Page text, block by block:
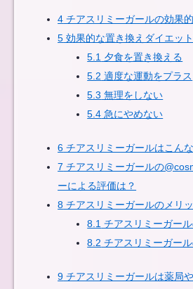
4 チアスリミーガールの効果
5 効果的な置き換えダイエッ
5.1 夕食を置き換える
5.2 適度な運動をプラス
5.3 無理をしない
5.4 急にやめない
6 チアスリミーガールはこん
7 チアスリミーガールの
ーによる評価は？
8 チアスリミーガールのメリ
8.1 チアスリミーガー
8.2 チアスリミーガー
9 チアスリミーガールは薬局